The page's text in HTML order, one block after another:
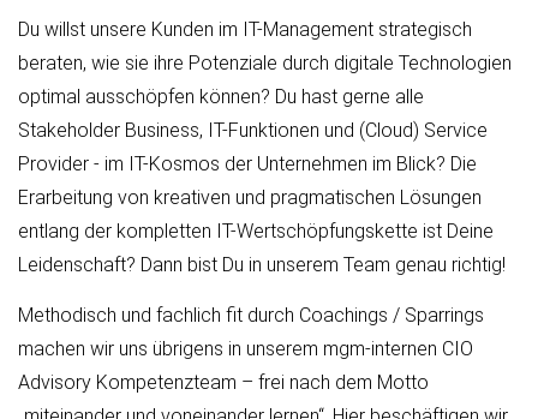
Du willst unsere Kunden im IT-Management strategisch
beraten, wie sie ihre Potenziale durch digitale Technologien
optimal ausschöpfen können? Du hast gerne alle
Stakeholder Business, IT-Funktionen und (Cloud) Service
Provider - im IT-Kosmos der Unternehmen im Blick? Die
Erarbeitung von kreativen und pragmatischen Lösungen
entlang der kompletten IT-Wertschöpfungskette ist Deine
Leidenschaft? Dann bist Du in unserem Team genau richtig!
Methodisch und fachlich fit durch Coachings / Sparrings
machen wir uns übrigens in unserem mgm-internen CIO
Advisory Kompetenzteam – frei nach dem Motto